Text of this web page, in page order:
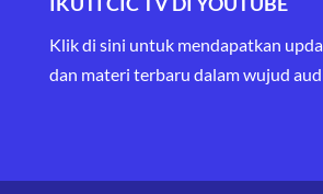
Klik di sini untuk mendapatkan
dan materi terbaru dalam wujud